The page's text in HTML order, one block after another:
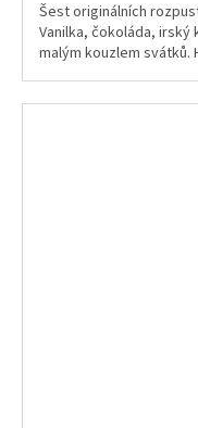
Šest originálních
Vanilka, čokoláda,
malým kouzlem svátků.